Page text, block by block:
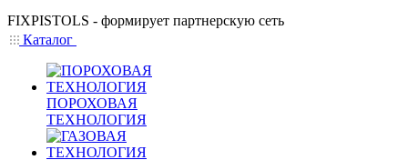
FIXPISTOLS - формирует партнерскую сеть
Каталог
ПОРОХОВАЯ
ТЕХНОЛОГИЯ